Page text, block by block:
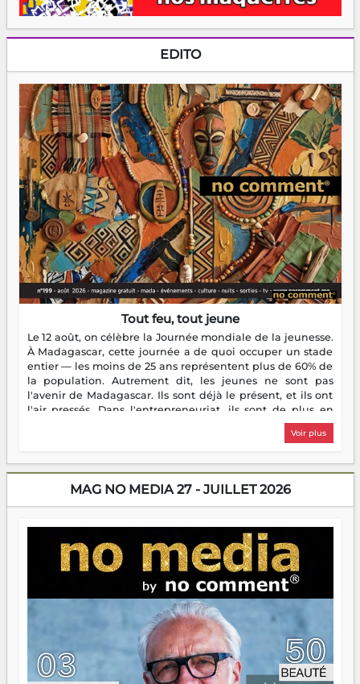
EDITO
Tout feu, tout jeune
Le 12 août, on célèbre la Journée mondiale de la jeunesse.
À Madagascar, cette journée a de quoi occuper un stade
entier — les moins de 25 ans représentent plus de 60% de
la population. Autrement dit, les jeunes ne sont pas
l'avenir de Madagascar. Ils sont déjà le présent, et ils ont
l'air pressés. Dans l'entrepreneuriat, ils sont de plus en
plus nombreux à se lancer, à créer, à risquer — souvent
sans filet, souvent sans aide, mais toujours avec cette
dorment vraiment la nuit. En culture, les nouvelles sont
encore meilleures. Aina Rasamoelina vient de décrocher le
Prix RFI Instrumental Afrique. Miangaly Elia rafle le Prix
jeunes qui tiennent la torche. Alors oui, on pourrait
s'arrêter là, applaudir et rentrer chez soi satisfait. Mais ce
serait passer à côté d'une chose essentielle. La fougue, ça
brûle fort — et parfois, ça brûle vite. Une flamme sans
direction peut éclairer autant qu'elle peut consumer. C'est
là que les aînés entrent en scène — pas pour reprendre le
gouvernail, mais pour montrer où sont les récifs. Les jeunes
ont la force, les vieux ont l'expérience, comme on dit. Ce
n'est pas un combat de générations — c'est une question
d'équipage. Partagez vos réussites, mais aussi vos échecs.
Surtout vos échecs, d'ailleurs — ils enseignent mieux que
Voir plus
MAG NO MEDIA 27 - JUILLET 2026